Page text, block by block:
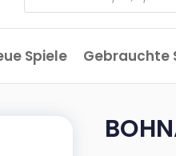
Spiele Gebrauchte